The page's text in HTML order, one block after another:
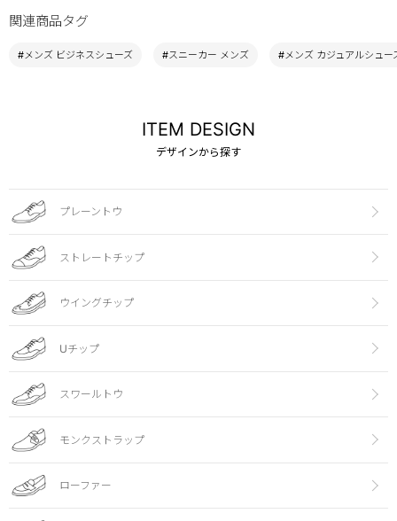
関連商品タグ
#メンズ ビジネスシューズ #スニーカー メンズ #メンズ カジュアルシュー
ITEM DESIGN
デザインから探す
プレーントウ
ストレートチップ
ウイングチップ
Uチップ
スワールトウ
モンクストラップ
ローファー